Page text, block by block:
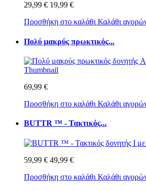
29,99 € 19,99 €
Προσθήκη στο καλάθι Καλάθι
Πολύ μακρύς πρωκτικός...
69,99 €
Προσθήκη στο καλάθι Καλάθι
BUTTR ™ - Τακτικός...
59,99 € 49,99 €
Προσθήκη στο καλάθι Καλάθι